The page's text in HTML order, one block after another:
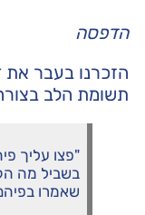
הדפסה
הזכרנו בעבר
תשומת הלב
"פצו עליך
בשביל מה
שאמרו